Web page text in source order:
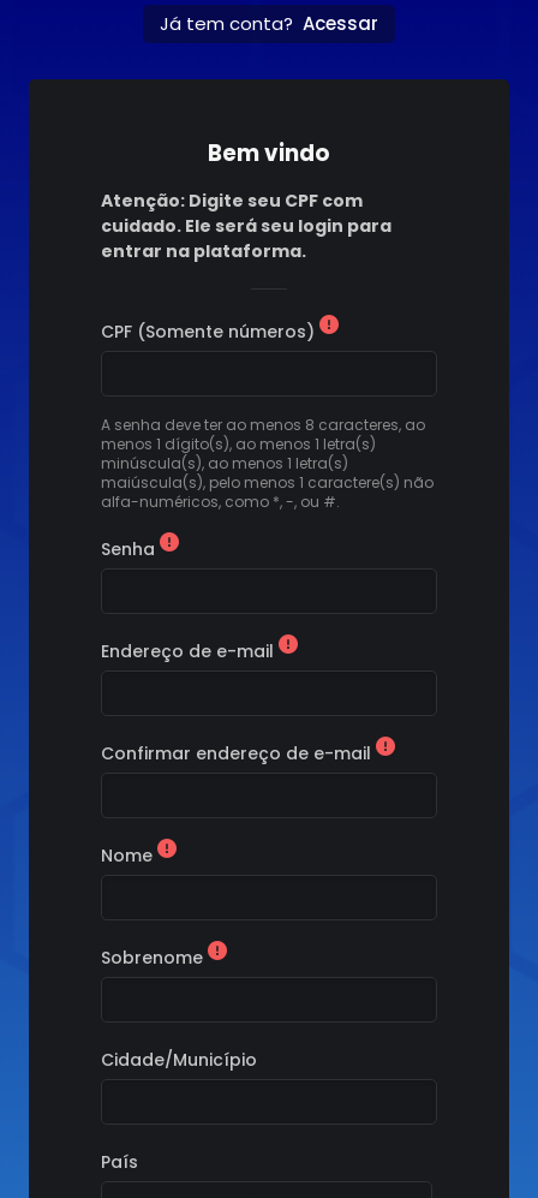
Ir para o conteúdo principal
Já tem conta? Acessar
Bem vindo
Atenção: Digite seu CPF com
cuidado. Ele será seu login para
entrar na plataforma.
CPF (Somente números)
A senha deve ter ao menos 8 caracteres, ao
menos 1 dígito(s), ao menos 1 letra(s)
minúscula(s), ao menos 1 letra(s)
maiúscula(s), pelo menos 1 caractere(s) não
alfa-numéricos, como *, -, ou #.
Senha
Endereço de e-mail
Confirmar endereço de e-mail
Nome
Sobrenome
Cidade/Município
País